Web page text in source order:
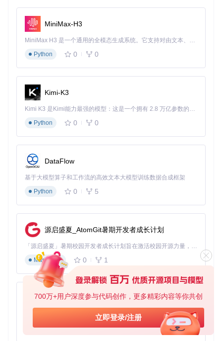
700万+用户深度参与代码创作，更多精彩内容等你共创
立即登录/注册
生成硬件报告
Windows用户：运行工具后点击"Export Hardware Rep
ort"按钮
Linux/macOS用户：需要在Windows系统生成报告后导
⚠️警告：确保硬件报告的完整性，否则可能导致配置不准确。
3.2 第二步：硬件兼容性检测与配置
加载硬件报告后，工具会自动进行兼容性检测
根据提示解决不兼容硬件问题
3.3 第三步：生成与优化EFI配置
在配置页面选择目标macOS版本
根据需要调整ACPI补丁、内核扩展等高级设置
点击"Build OpenCore EFI"按钮生成最终配置
四、常见错误排查：如何解决配置过程中遇到的问题
4.1 硬件报告加载失败怎么办？
如果遇到硬件报告加载失败的情况，首先检查报告文件是否完
整，路径是否正确。如果问题仍然存在，可以尝试重新生成硬
件报告。
4.2 生成的EFI无法启动系统如何处理？
首先检查兼容性报告中的警告项，重点关注显卡和网卡驱动。
MiniMax-H3
MiniMax H3 是一个通用的全模态生成系统。它支持对由文本、图像、视频和音频组成的多模态上下文进行统一理解，并能生成分辨率高达 2K、时长可达 15 秒的带原生立体声音频的视频。得益于面向任务泛化的系统设计，H3 在预训练阶段就已具备广泛的多模态上下文理解与生成能力，能够出色地执行复杂的多模态指令。
Python
0 0
Kimi-K3
Kimi K3 是Kimi能力最强的模型：这是一个拥有 2.8 万亿参数的混合专家（MoE）模型，具备原生视觉理解能力，并支持 100 万 token 的上下文窗口。
Python
0 0
DataFlow
基于大模型算子和工作流的高效文本大模型训练数据合成框架
Python
0 5
源启盛夏_AtomGit暑期开发者成长计划
「源启盛夏」暑期校园开发者成长计划旨在激活校园开源力量，通过积分激励、认证扶持、资源倾斜等形式，引导高校组织和开发者完成「入驻 — 建项目 — 做贡献 — 获认证 — 得资源」的完整闭环。无论你是想带领社团入驻平台的组织者，还是希望用代码贡献证明自己的开发者，都能在这里找到属于你的成长路径。
Markdown
0 1
py-xiaozhi
基于Python的Xiaozhi AI，适用于想要完整Xiaozhi体验而无需拥有专用硬件的用户。
Python
0 1